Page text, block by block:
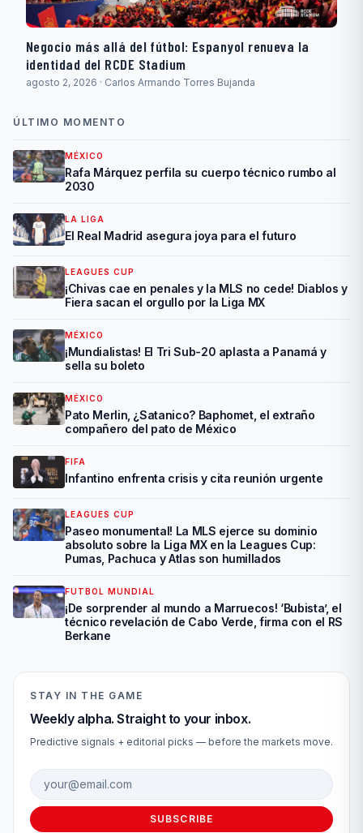
Negocio más allá del fútbol: Espanyol renueva la
identidad del RCDE Stadium
agosto 2, 2026 · Carlos Armando Torres Bujanda
ÚLTIMO MOMENTO
MÉXICO
Rafa Márquez perfila su cuerpo técnico rumbo al
2030
LA LIGA
El Real Madrid asegura joya para el futuro
LEAGUES CUP
¡Chivas cae en penales y la MLS no cede! Diablos y
Fiera sacan el orgullo por la Liga MX
MÉXICO
¡Mundialistas! El Tri Sub-20 aplasta a Panamá y
sella su boleto
MÉXICO
Pato Merlin, ¿Satanico? Baphomet, el extraño
compañero del pato de México
FIFA
Infantino enfrenta crisis y cita reunión urgente
LEAGUES CUP
Paseo monumental! La MLS ejerce su dominio
absoluto sobre la Liga MX en la Leagues Cup:
Pumas, Pachuca y Atlas son humillados
FUTBOL MUNDIAL
¡De sorprender al mundo a Marruecos! ‘Bubista’, el
técnico revelación de Cabo Verde, firma con el RS
Berkane
STAY IN THE GAME
Weekly alpha. Straight to your inbox.
Predictive signals + editorial picks — before the markets move.
Email address
SUBSCRIBE